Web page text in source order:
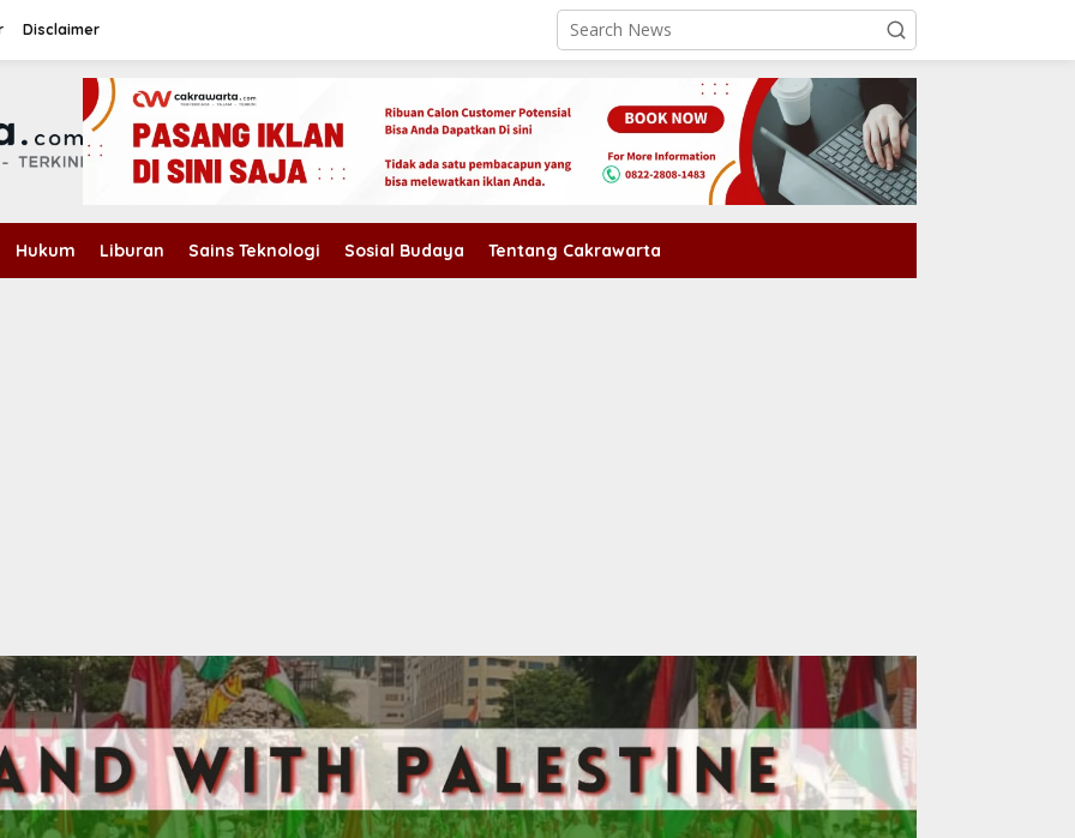
Disclaimer
Hukum Liburan Sains Teknologi Sosial Budaya Tentang Cakrawarta